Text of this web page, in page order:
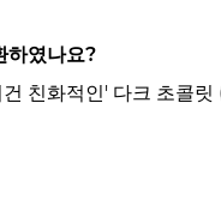
하였나요?
친화적인' 다크 초콜릿